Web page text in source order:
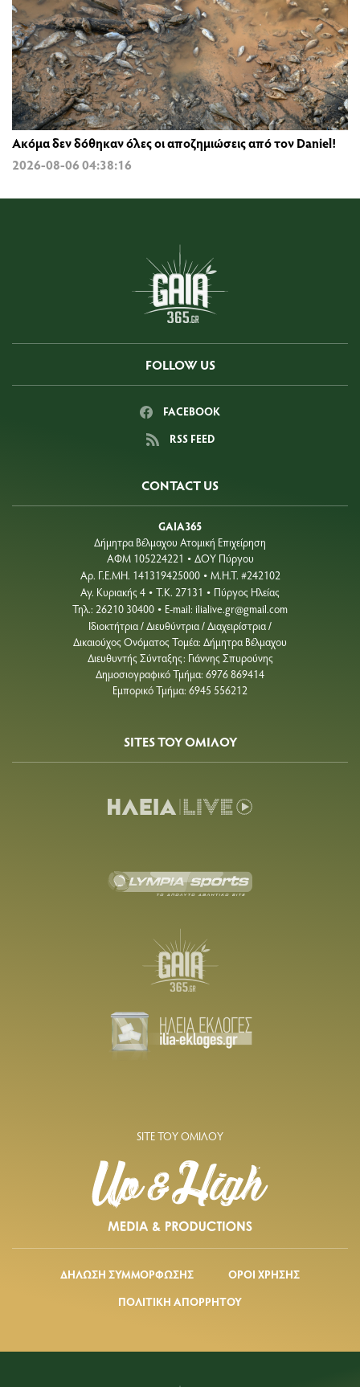
Ακόμα δεν δόθηκαν όλες οι αποζημιώσεις από τον Daniel!
2026-08-06 04:38:16
FOLLOW US
FACEBOOK
RSS FEED
CONTACT US
GAIA365
Δήμητρα Βέλμαχου Ατομική Επιχείρηση
ΑΦΜ 105224221 • ΔΟΥ Πύργου
Aρ. Γ.Ε.ΜΗ. 141319425000 • Μ.Η.Τ. #242102
Αγ. Κυριακής 4 • Τ.Κ. 27131 • Πύργος Ηλείας
Τηλ.: 26210 30400 • E-mail: ilialive.gr@gmail.com
Ιδιοκτήτρια / Διευθύντρια / Διαχειρίστρια /
Δικαιούχος Ονόματος Τομέα: Δήμητρα Βέλμαχου
Διευθυντής Σύνταξης: Γιάννης Σπυρούνης
Δημοσιογραφικό Τμήμα: 6976 869414
Εμπορικό Τμήμα: 6945 556212
SITES ΤΟΥ ΟΜΙΛΟΥ
SITE ΤΟΥ ΟΜΙΛΟΥ
ΔΗΛΩΣΗ ΣΥΜΜΟΡΦΩΣΗΣ
ΟΡΟΙ ΧΡΗΣΗΣ
ΠΟΛΙΤΙΚΗ ΑΠΟΡΡΗΤΟΥ